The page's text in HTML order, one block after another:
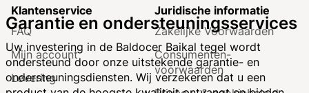
Garantie en ondersteuningsservices
Uw investering in de Baldocer Baikal tegel wordt
ondersteund door onze uitstekende garantie- en
ondersteuningsdiensten. Wij verzekeren dat u een
Klantenservice
FAQ
Mijn account
Levering
Juridische informatie
Zakelijke Voorwaarden
Consumenten­
voorwaarden